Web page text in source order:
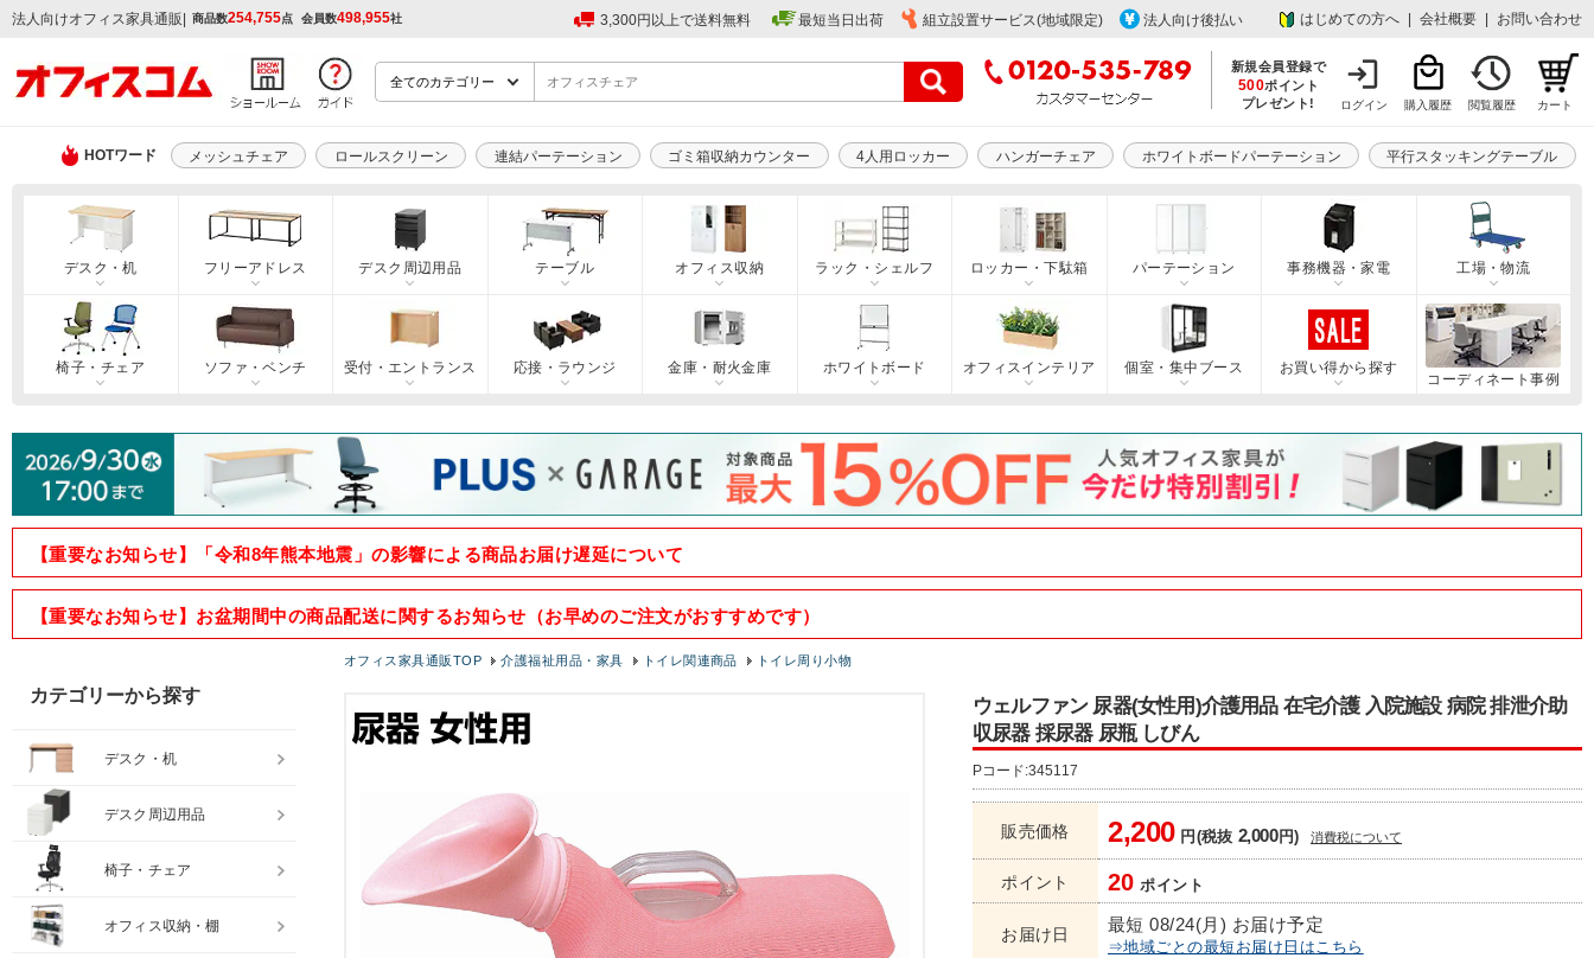
法人向けオフィス家具通販 | 商品数254,755点 会員数498,955社 3,300円以上で送料無料 最短当日出荷 組立設置サービス(地域限定) 法人向け後払い はじめての方へ 会社概要 お問い合わせ
新規会員登録で
500ポイント
プレゼント!
ログイン 購入履歴 閲覧履歴 カート
HOTワード メッシュチェア ロールスクリーン 連結パーテーション ゴミ箱収納カウンター 4人用ロッカー ハンガーチェア ホワイトボードパーテーション 平行スタッキングテーブル
デスク・机 フリーアドレス デスク周辺用品 テーブル オフィス収納 ラック・シェルフ ロッカー・下駄箱 パーテーション 事務機器・家電 工場・物流
椅子・チェア ソファ・ベンチ 受付・エントランス 応接・ラウンジ 金庫・耐火金庫 ホワイトボード オフィスインテリア 個室・集中ブース
お買い得から探す
コーディネート事例
【重要なお知らせ】「令和8年熊本地震」の影響による商品お届け遅延について
【重要なお知らせ】お盆期間中の商品配送に関するお知らせ（お早めのご注文がおすすめです）
オフィス家具通販TOP 介護福祉用品・家具 トイレ関連商品 トイレ周り小物
ウェルファン 尿器(女性用)介護用品 在宅介護 入院施設 病院 排泄介助
収尿器 採尿器 尿瓶 しびん
Pコード:345117
販売価格 2,200 円(税抜 2,000円) 消費税について
ポイント 20 ポイント
お届け日 最短 08/24(月) お届け予定
⇒地域ごとの最短お届け日はこちら
カテゴリーから探す
デスク・机
デスク周辺用品
椅子・チェア
オフィス収納・棚